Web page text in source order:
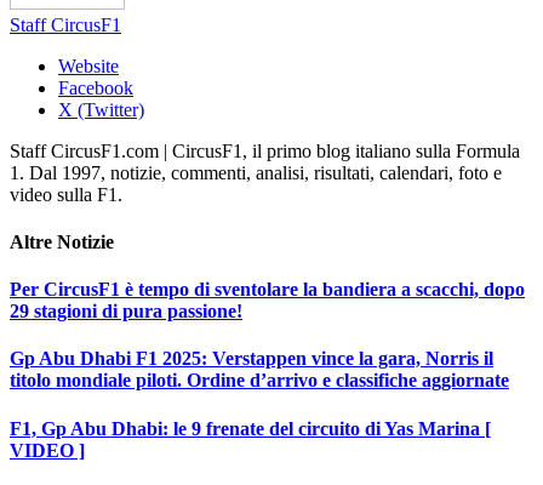
Staff CircusF1
Website
Facebook
X (Twitter)
Staff CircusF1.com | CircusF1, il primo blog italiano sulla Formula
1. Dal 1997, notizie, commenti, analisi, risultati, calendari, foto e
video sulla F1.
Altre Notizie
Per CircusF1 è tempo di sventolare la bandiera a scacchi, dopo
29 stagioni di pura passione!
Gp Abu Dhabi F1 2025: Verstappen vince la gara, Norris il
titolo mondiale piloti. Ordine d’arrivo e classifiche aggiornate
F1, Gp Abu Dhabi: le 9 frenate del circuito di Yas Marina [
VIDEO ]